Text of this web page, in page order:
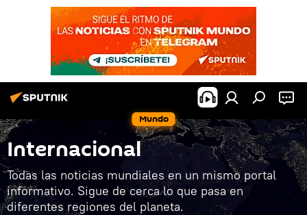
Mundo
Internacional
Todas las noticias mundiales en un mismo portal
informativo. Sigue de cerca lo que pasa en
diferentes regiones del planeta.